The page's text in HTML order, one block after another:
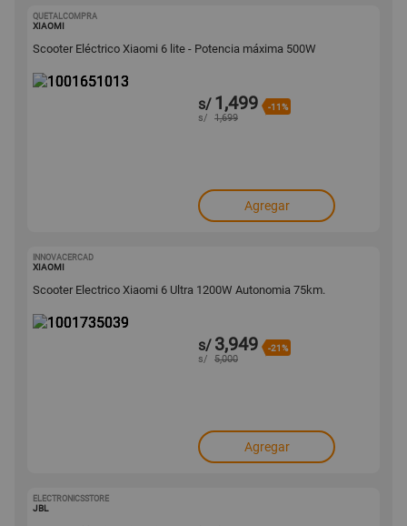
QUETALCOMPRA
XIAOMI
Scooter Eléctrico Xiaomi 6 lite - Potencia máxima 500W
s/ 1,499 -11%
s/ 1,699
Agregar
INNOVACERCAD
XIAOMI
Scooter Electrico Xiaomi 6 Ultra 1200W Autonomia 75km.
s/ 3,949 -21%
s/ 5,000
Agregar
ELECTRONICSSTORE
JBL